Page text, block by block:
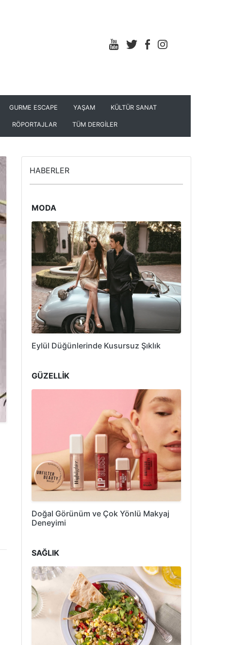
GURME ESCAPE YAŞAM KÜLTÜR SANAT
RÖPORTAJLAR TÜM DERGİLER
HABERLER
MODA
Eylül Düğünlerinde Kusursuz Şıklık
GÜZELLİK
Doğal Görünüm ve Çok Yönlü Makyaj
Deneyimi
SAĞLIK